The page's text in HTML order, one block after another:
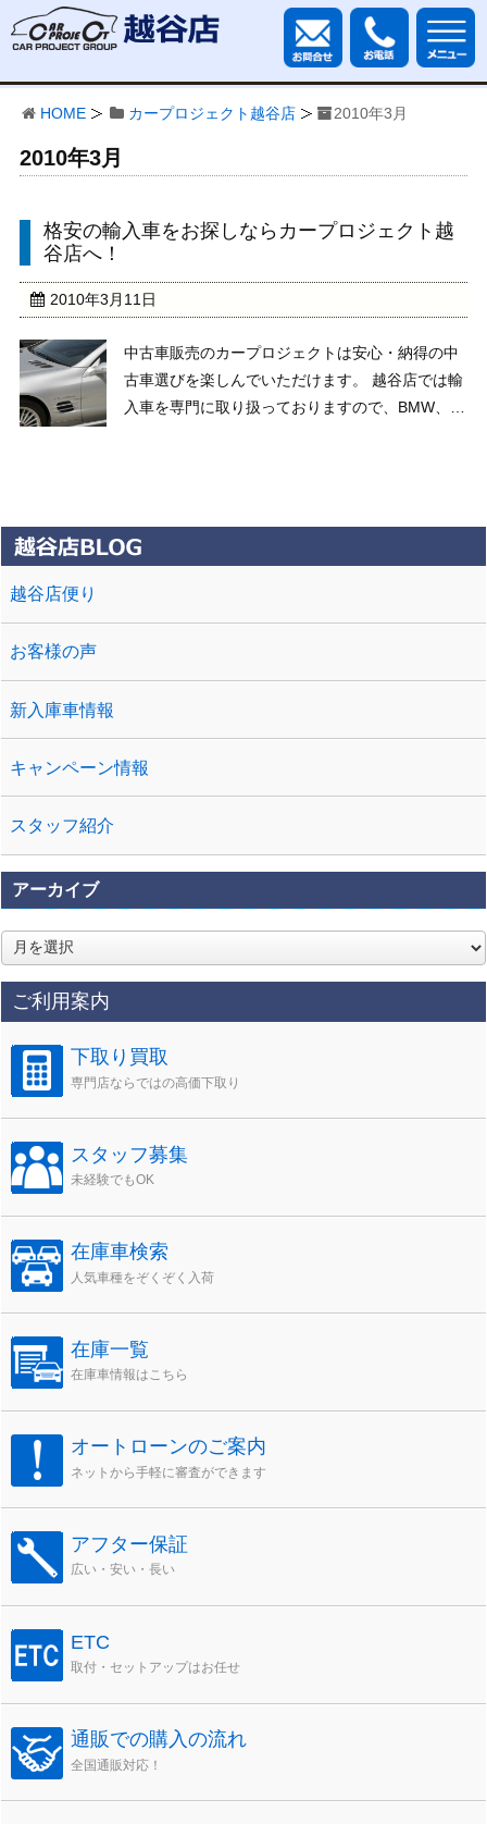
HOME カープロジェクト越谷店 2010年3月
2010年3月
格安の輸入車をお探しならカープロジェクト越
谷店へ！
2010年3月11日
中古車販売のカープロジェクトは安心・納得の中
古車選びを楽しんでいただけます。 越谷店では輸
入車を専門に取り扱っておりますので、BMW、ベ
越谷店便り
お客様の声
新入庫車情報
キャンペーン情報
スタッフ紹介
アーカイブ
ア
ー
カ
イ
ブ
ご利用案内
下取り買取
専門店ならではの高価下取り
スタッフ募集
未経験でもOK
在庫車検索
人気車種をぞくぞく入荷
在庫一覧
在庫車情報はこちら
オートローンのご案内
ネットから手軽に審査ができます
アフター保証
広い・安い・長い
ETC
取付・セットアップはお任せ
通販での購入の流れ
全国通販対応！